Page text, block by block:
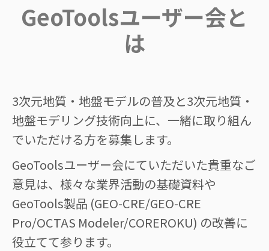
GeoToolsユーザー会と
は
3次元地質・地盤モデルの普及と3次元地質・
地盤モデリング技術向上に、一緒に取り組ん
でいただける方を募集します。
GeoToolsユーザー会にていただいた貴重なご
意見は、様々な業界活動の基礎資料や
GeoTools製品 (GEO-CRE/GEO-CRE
Pro/OCTAS Modeler/COREROKU) の改善に
役立てて参ります。